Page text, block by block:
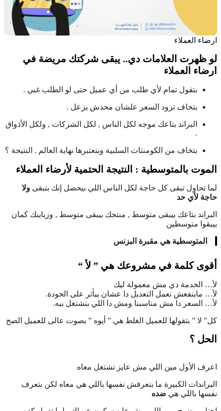
ارضاء العملاء
لو ظهرت العلامات دي.. يبقى شركتك مريضة في
ارضاء العملاء
بتقول تمام لأي طلب من أي عميل حتى لو الطلب غبي .
بتخاف تزود السعر علشان محدش يزعل .
البراند بتاعك موجه لكل الناس , لكل الشركات , ولكل الأذواق
.
بتخاف من الكومنتات السلبية وبتعتبرها نهاية العالم . النتيجة ؟
الموت بالمتوسطية : النتيجة الحتمية لأرضاء العملاء
لما تحاول تبقى كل حاجة لكل الناس اللي بيحصل إنك بتبقى ولا
حاجة لأي حد
البراند بتاعك بيبقى متوسط , منتجك بيبقى متوسط , وزباينك كمان
بيبقوا متوسطين
المتوسطية هي مقبرة البزنس
أقوى كلمة في مشروعك هي ” لأ “
لأ… الخدمة دي مش معمولة ليك
لأ… ماينفعش نعمل التعديل دا عشان بيأثر على الجودة.
لأ… السعر دا مش مناسبنا ومش دا اللي بنشتغل بيه.
كل” لا ” بتقولها للعميل الغلط هي ” أيوه ” بصوت عالى للعميل الصح
الحل ؟
اعرف الأول مين اللي مش عايز تشتغل معاه
البراندات الكبيرة ما بتعرفش نفسها باللي هي معاه لكن بتعرف
نفسها باللي هي ضده